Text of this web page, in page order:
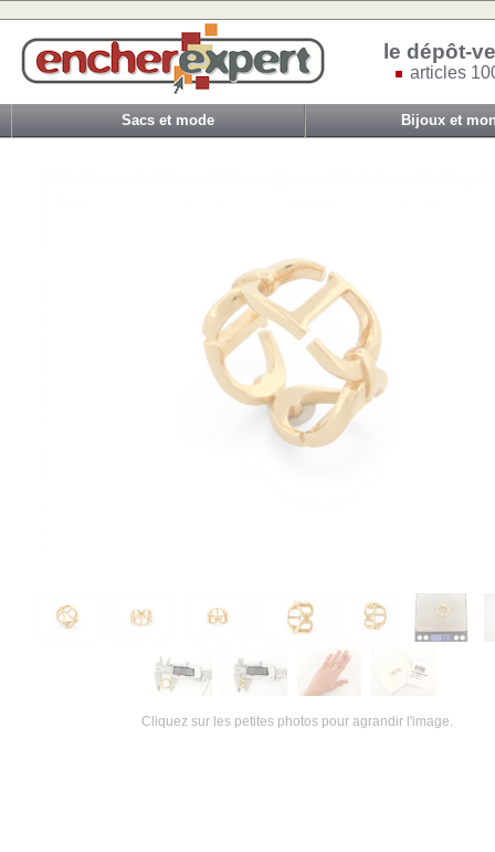
le dépôt-
articles
Sacs et mode Bijoux et
Cliquez sur les petites photos pour agrandir l'image.